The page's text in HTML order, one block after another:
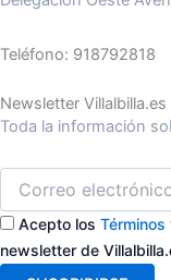
Teléfono: 918792818
Newsletter Villalbilla.es
Toda la información
Acepto los
newsletter de